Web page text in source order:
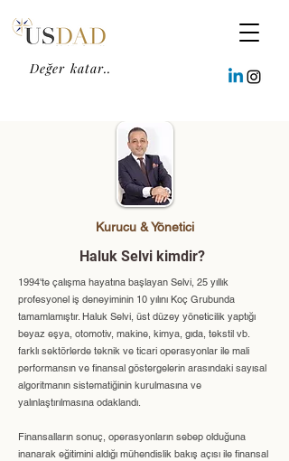
Değer katar..
Kurucu & Yönetici
Haluk Selvi kimdir?
1994'te çalışma hayatına başlayan Selvi, 25 yıllık
profesyonel iş deneyiminin 10 yılını Koç Grubunda
tamamlamıştır. Haluk Selvi, üst düzey yöneticilik yaptığı
beyaz eşya, otomotiv, makine, kimya, gıda, tekstil vb.
farklı sektörlerde teknik ve ticari operasyonlar ile mali
performansın ve finansal göstergelerin arasındaki sayısal
algoritmanın sistematiğinin kurulmasına ve
yalınlaştırılmasına odaklandı.
Finansalların sonuç, operasyonların sebep olduğuna
inanarak eğitimini aldığı mühendislik bakış açısı ile finansal